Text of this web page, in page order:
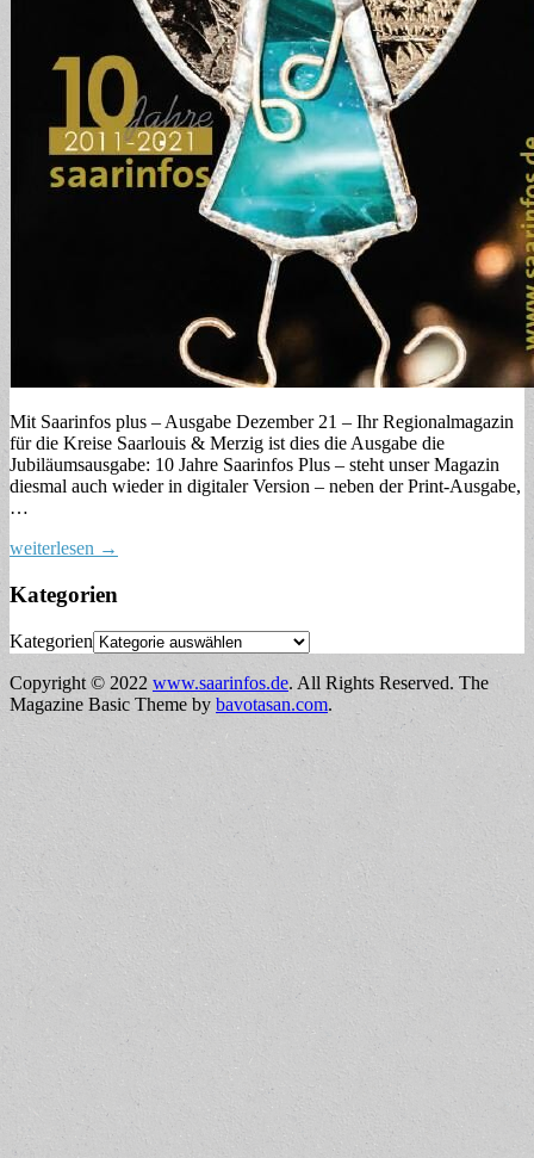
Mit Saarinfos plus – Ausgabe Dezember 21 – Ihr Regionalmagazin
für die Kreise Saarlouis & Merzig ist dies die Ausgabe die
Jubiläumsausgabe: 10 Jahre Saarinfos Plus – steht unser Magazin
diesmal auch wieder in digitaler Version – neben der Print-Ausgabe,
…
weiterlesen →
Kategorien
Kategorien
Copyright © 2022 www.saarinfos.de. All Rights Reserved. The
Magazine Basic Theme by bavotasan.com.